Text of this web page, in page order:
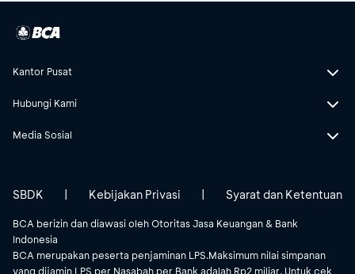
Kantor Pusat
Hubungi Kami
Media Sosial
BCA berizin dan diawasi oleh Otoritas Jasa Keuangan & Bank
Indonesia
BCA merupakan peserta penjaminan LPS.Maksimum nilai simpanan
yang dijamin LPS per Nasabah per Bank adalah Rp2 miliar. Untuk cek
SBDK | Kebijakan Privasi | Syarat dan Ketentuan